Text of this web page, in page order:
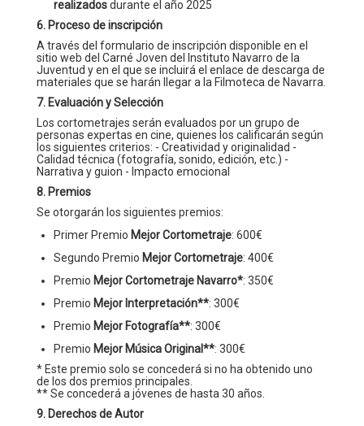
realizadosdurante el año 2025
6. Proceso de inscripción
A través del formulario de inscripción disponible en el
sitio web del Carné Joven del Instituto Navarro de la
Juventud y en el que se incluirá el enlace de descarga de
materiales que se harán llegar a la Filmoteca de Navarra.
7. Evaluación y Selección
Los cortometrajes serán evaluados por un grupo de
personas expertas en cine, quienes los calificarán según
los siguientes criterios: - Creatividad y originalidad -
Calidad técnica (fotografía, sonido, edición, etc.) -
Narrativa y guion - Impacto emocional
8. Premios
Se otorgarán los siguientes premios:
Primer Premio Mejor Cortometraje: 600€
Segundo Premio Mejor Cortometraje: 400€
Premio Mejor Cortometraje Navarro*: 350€
Premio Mejor Interpretación**: 300€
Premio Mejor Fotografía**: 300€
Premio Mejor Música Original**: 300€
* Este premio solo se concederá si no ha obtenido uno
de los dos premios principales.
** Se concederá a jóvenes de hasta 30 años.
9. Derechos de Autor